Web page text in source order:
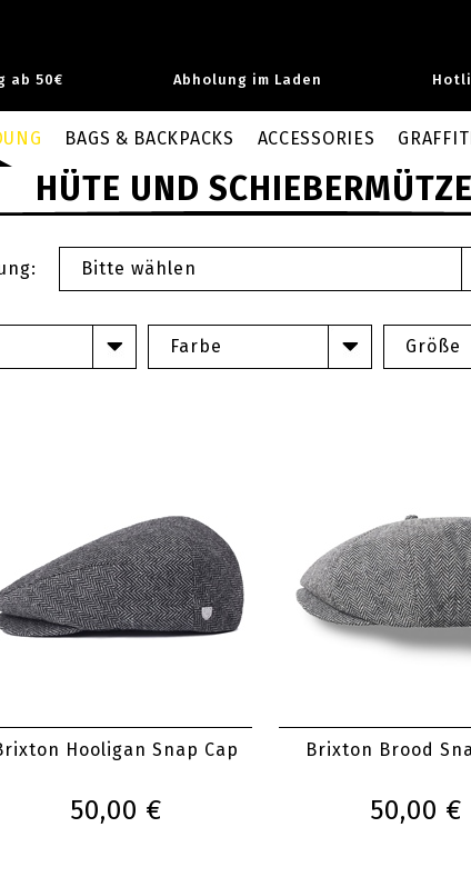
ab 50€ Abholung im Laden
BAGS & BACKPACKS ACCESSORIES
HÜTE UND
Bitte wählen
Farbe Größe
Hooligan Snap Cap
50,00 €
Brixton Brood
50,00 €